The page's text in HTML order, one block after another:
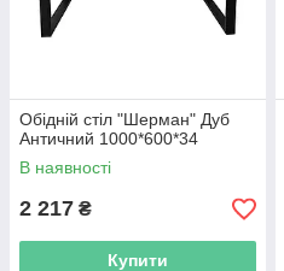
Обідній стіл "Шерман" Дуб
Античний 1000*600*34
В наявності
2 217 ₴
Купити